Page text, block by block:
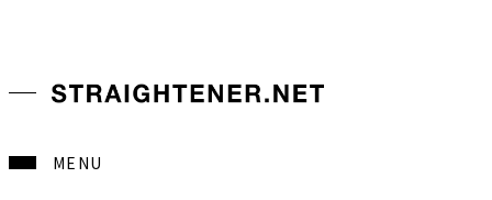
MENU